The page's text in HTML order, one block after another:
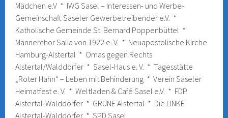
Mädchen e.V * IWG Sasel – Interessen- und Werbe-
Gemeinschaft Saseler Gewerbetreibender e.V. *
Katholische Gemeinde St. Bernard Poppenbüttel *
Männerchor Salia von 1922 e. V. * Neuapostolische Kirche
Hamburg-Alstertal * Omas gegen Rechts
Alstertal/Walddörfer * Sasel-Haus e. V. * Tagesstätte
„Roter Hahn“ – Leben mit Behinderung * Verein Saseler
Heimatfest e. V. * Weltladen & Café Sasel e.V. * FDP
Alstertal-Walddörfer * GRÜNE Alstertal * Die LINKE
Alstertal-Walddörfer * SPD Sasel